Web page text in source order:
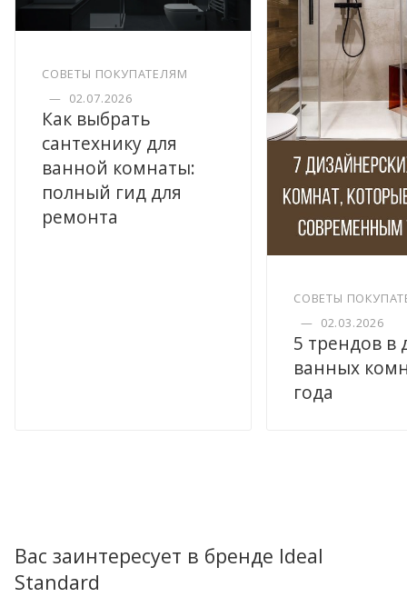
СОВЕТЫ ПОКУПАТЕЛЯМ
— 02.07.2026
Как выбрать
сантехнику для
ванной комнаты:
полный гид для
ремонта
СОВЕТЫ
— 02.03.2026
5 трендов в
ванных
года
Вас заинтересует в бренде Ideal
Standard